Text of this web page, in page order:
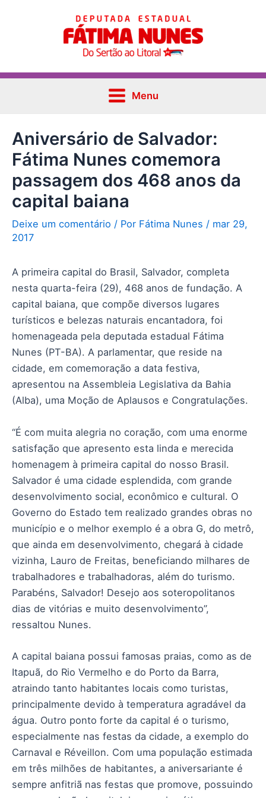
Main
Menu
Menu
Aniversário de Salvador:
Fátima Nunes comemora
passagem dos 468 anos da
capital baiana
Deixe um comentário / Por Fátima Nunes / mar 29,
2017
A primeira capital do Brasil, Salvador, completa
nesta quarta-feira (29), 468 anos de fundação. A
capital baiana, que compõe diversos lugares
turísticos e belezas naturais encantadora, foi
homenageada pela deputada estadual Fátima
Nunes (PT-BA). A parlamentar, que reside na
cidade, em comemoração a data festiva,
apresentou na Assembleia Legislativa da Bahia
(Alba), uma Moção de Aplausos e Congratulações.
“É com muita alegria no coração, com uma enorme
satisfação que apresento esta linda e merecida
homenagem à primeira capital do nosso Brasil.
Salvador é uma cidade esplendida, com grande
desenvolvimento social, econômico e cultural. O
Governo do Estado tem realizado grandes obras no
município e o melhor exemplo é a obra G, do metrô,
que ainda em desenvolvimento, chegará à cidade
vizinha, Lauro de Freitas, beneficiando milhares de
trabalhadores e trabalhadoras, além do turismo.
Parabéns, Salvador! Desejo aos soteropolitanos
dias de vitórias e muito desenvolvimento”,
ressaltou Nunes.
A capital baiana possui famosas praias, como as de
Itapuã, do Rio Vermelho e do Porto da Barra,
atraindo tanto habitantes locais como turistas,
principalmente devido à temperatura agradável da
água. Outro ponto forte da capital é o turismo,
especialmente nas festas da cidade, a exemplo do
Carnaval e Réveillon. Com uma população estimada
em três milhões de habitantes, a aniversariante é
sempre anfitriã nas festas que promove, possuindo